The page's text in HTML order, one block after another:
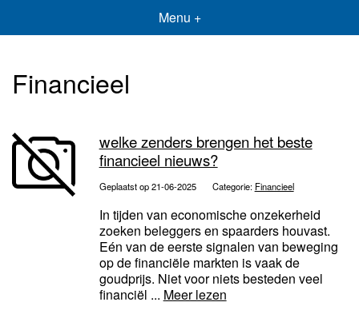
Menu +
Financieel
welke zenders brengen het beste
financieel nieuws?
Geplaatst op 21-06-2025 Categorie: Financieel
In tijden van economische onzekerheid
zoeken beleggers en spaarders houvast.
Eén van de eerste signalen van beweging
op de financiële markten is vaak de
goudprijs. Niet voor niets besteden veel
financiël ... Meer lezen